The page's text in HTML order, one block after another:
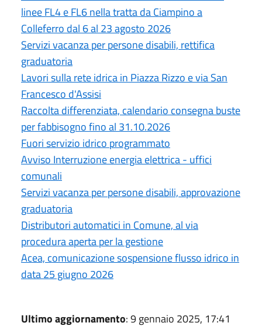
linee FL4 e FL6 nella tratta da Ciampino a
Colleferro dal 6 al 23 agosto 2026
Servizi vacanza per persone disabili, rettifica
graduatoria
Lavori sulla rete idrica in Piazza Rizzo e via San
Francesco d'Assisi
Raccolta differenziata, calendario consegna buste
per fabbisogno fino al 31.10.2026
Fuori servizio idrico programmato
Avviso Interruzione energia elettrica - uffici
comunali
Servizi vacanza per persone disabili, approvazione
graduatoria
Distributori automatici in Comune, al via
procedura aperta per la gestione
Acea, comunicazione sospensione flusso idrico in
data 25 giugno 2026
Ultimo aggiornamento: 9 gennaio 2025, 17:41